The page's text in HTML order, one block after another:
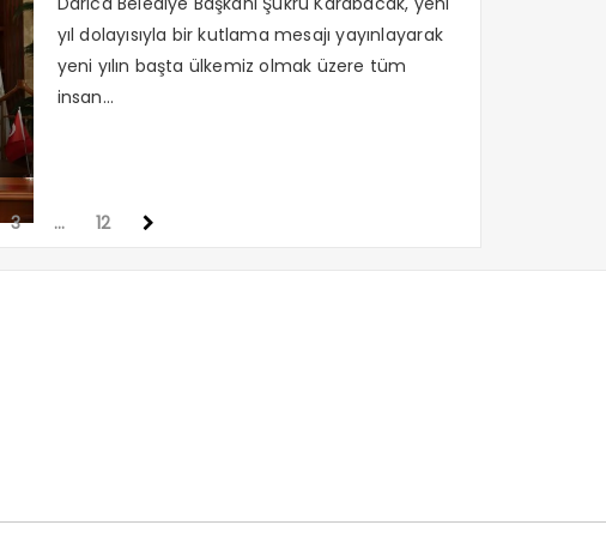
yıl dolayısıyla bir kutlama mesajı yayınlayarak
yeni yılın başta ülkemiz olmak üzere tüm
insan...
3 … 12